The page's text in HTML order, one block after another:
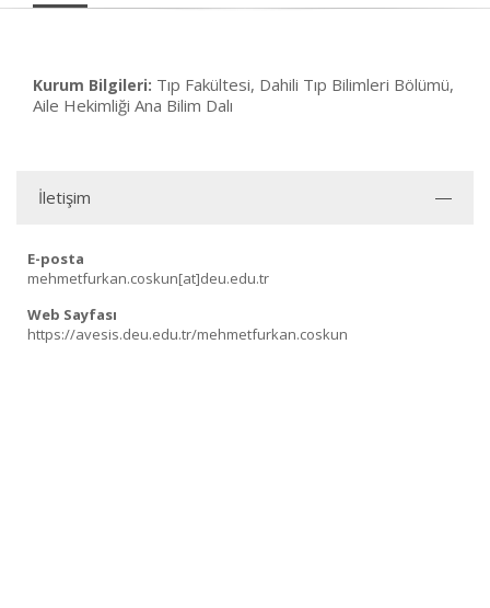
Kurum Bilgileri: Tıp Fakültesi, Dahili Tıp Bilimleri Bölümü,
Aile Hekimliği Ana Bilim Dalı
İletişim
E-posta
mehmetfurkan.coskun[at]deu.edu.tr
Web Sayfası
https://avesis.deu.edu.tr/mehmetfurkan.coskun